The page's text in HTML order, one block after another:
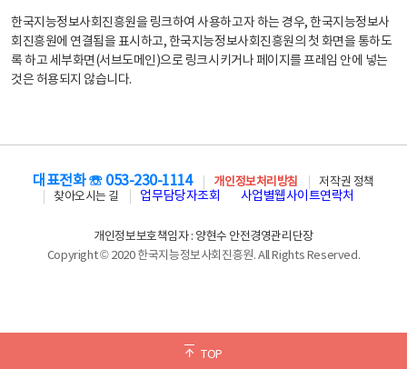
한국지능정보사회진흥원을 링크하여 사용하고자 하는 경우, 한국지능정보사
회진흥원에 연결됨을 표시하고, 한국지능정보사회진흥원의 첫 화면을 통하도
록 하고 세부화면(서브도메인)으로 링크시키거나 페이지를 프레임 안에 넣는
것은 허용되지 않습니다.
TOP
대표전화 ☏ 053-230-1114 개인정보처리방침
저작권 정책
찾아오시는 길
업무담당자조회 사업별웹사이트연락처
개인정보보호책임자 : 양현수 안전경영관리단장
Copyright © 2020 한국지능정보사회진흥원. All Rights Reserved.